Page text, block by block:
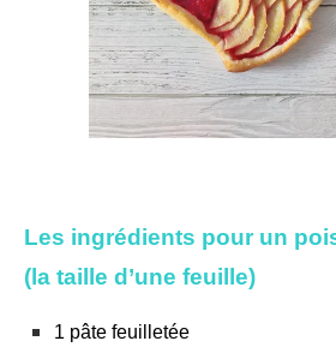
Les ingrédients pour un
(la taille d’une feuille)
1 pâte feuilletée